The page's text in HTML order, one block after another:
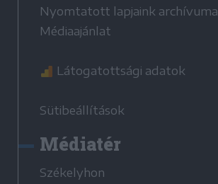
Nyomtatott lapjaink archívuma
Médiaajánlat
Látogatottsági adatok
Sütibeállítások
Médiatér
Székelyhon